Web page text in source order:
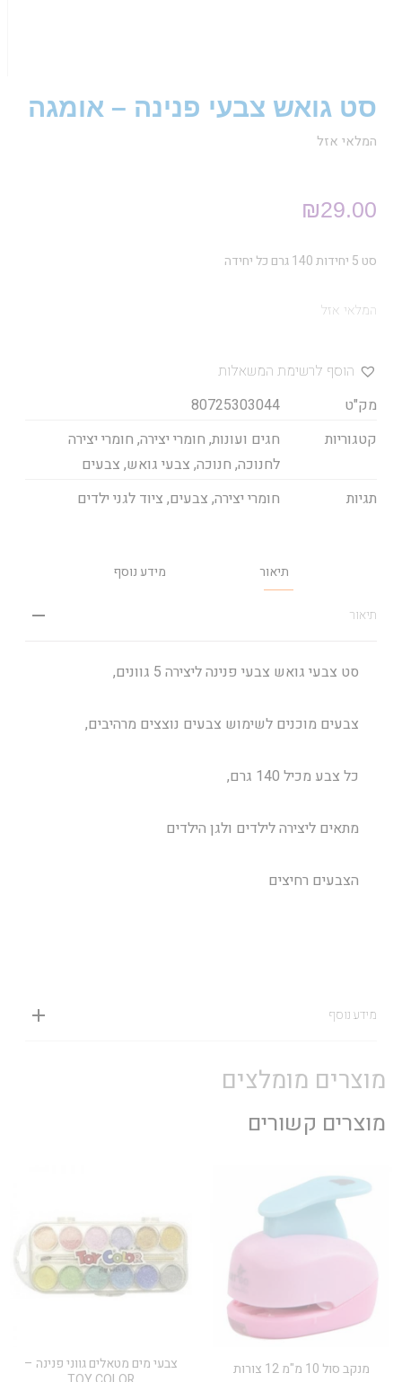
סט גואש צבעי פנינה – אומגה
המלאי אזל
₪29.00
סט 5 יחידות 140 גרם כל יחידה
המלאי אזל
הוסף לרשימת המשאלות
מק"ט
80725303044
קטגוריות
חגים ועונות, חומרי יצירה, חומרי יצירה
לחנוכה, חנוכה, צבעי גואש, צבעים
תגיות
חומרי יצירה, צבעים, ציוד לגני ילדים
תיאור מידע נוסף
תיאור
סט צבעי גואש צבעי פנינה ליצירה 5 גוונים,
צבעים מוכנים לשימוש צבעים נוצצים מרהיבים,
כל צבע מכיל 140 גרם,
מתאים ליצירה לילדים ולגן הילדים
הצבעים רחיצים
מידע נוסף
מוצרים מומלצים
מוצרים קשורים
מנקב סול 10 מ"מ 12 צורות
צבעי מים מטאלים גווני פנינה –